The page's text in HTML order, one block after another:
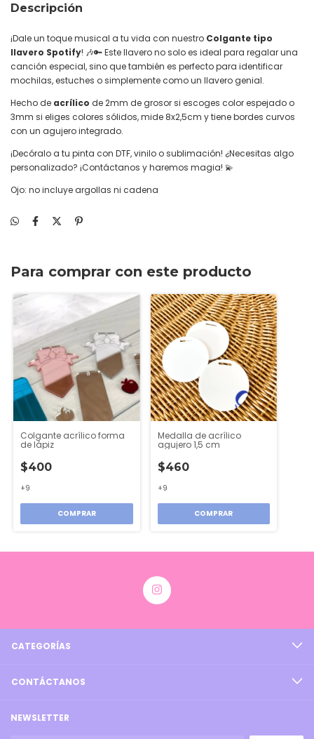
Descripción
¡Dale un toque musical a tu vida con nuestro Colgante tipo
llavero Spotify! 🎶🔑 Este llavero no solo es ideal para regalar una
canción especial, sino que también es perfecto para identificar
mochilas, estuches o simplemente como un llavero genial.
Hecho de acrílico de 2mm de grosor si escoges color espejado o
3mm si eliges colores sólidos, mide 8x2,5cm y tiene bordes curvos
con un agujero integrado.
¡Decóralo a tu pinta con DTF, vinilo o sublimación! ¿Necesitas algo
personalizado? ¡Contáctanos y haremos magia! 💫
Ojo: no incluye argollas ni cadena
Para comprar con este producto
Colgante acrílico forma
de lápiz
$400
+9
COMPRAR
Medalla de acrílico
agujero 1,5 cm
$460
+9
COMPRAR
CATEGORÍAS
CONTÁCTANOS
NEWSLETTER